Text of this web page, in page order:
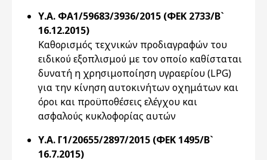
Υ.Α. ΦΑ1/59683/3936/2015 (ΦΕΚ 2733/Β`
16.12.2015)
Καθορισμός τεχνικών προδιαγραφών του
ειδικού εξοπλισμού με τον οποίο καθίσταται
δυνατή η χρησιμοποίηση υγραερίου (LPG)
για την κίνηση αυτοκινήτων οχημάτων και
όροι και προϋποθέσεις ελέγχου και
ασφαλούς κυκλοφορίας αυτών
Υ.Α. Γ1/20655/2897/2015 (ΦΕΚ 1495/Β`
16.7.2015)